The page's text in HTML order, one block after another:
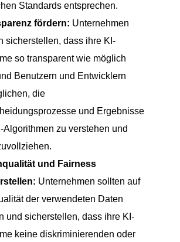
Standards entsprechen.
fördern: Unternehmen
sicherstellen, dass ihre KI-
so transparent wie möglich
Benutzern und Entwicklern
die
und Ergebnisse
Algorithmen zu verstehen und
und Fairness
Unternehmen sollten auf
der verwendeten Daten
und sicherstellen, dass ihre KI-
keine diskriminierenden oder